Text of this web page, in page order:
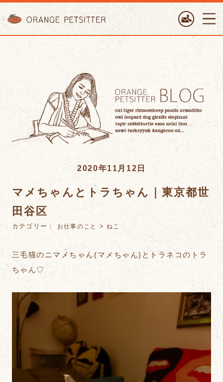
2020年11月12日
マメちゃんとトラちゃん｜東京都世
田谷区
カテゴリー： お仕事のこと >ねこ
三毛猫のニマメちゃん(マメちゃん)とトラネコのトラ
ちゃん♡